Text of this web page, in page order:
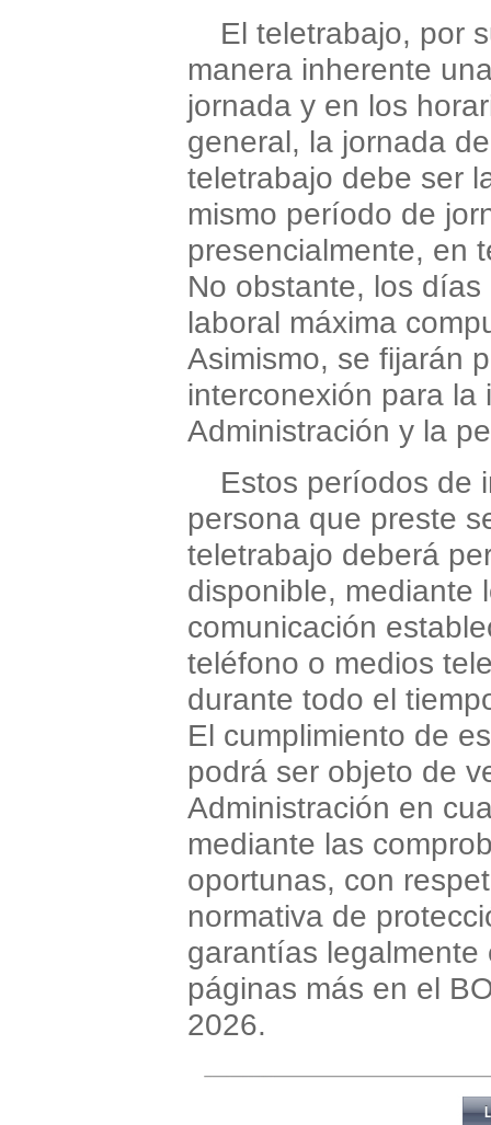
El teletrabajo, por
manera inherente
jornada y en los
general, la jornada
teletrabajo debe ser
mismo período de
presencialmente, en
No obstante, los
laboral máxima
Asimismo, se fijarán
interconexión para la
Administración y la
Estos períodos de
persona que preste
teletrabajo deberá
disponible, mediante
comunicación
teléfono o medios
durante todo el
El cumplimiento de
podrá ser objeto de
Administración en
mediante las
oportunas, con
normativa de
garantías
páginas más en el
2026.